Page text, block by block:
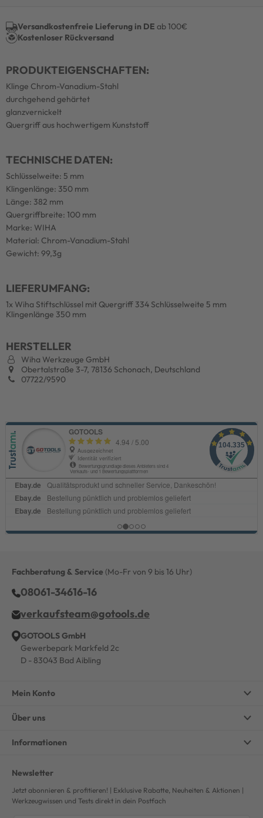
Versandkostenfreie Lieferung in DE ab 100€
Kostenloser Rückversand
PRODUKTEIGENSCHAFTEN:
Klinge Chrom-Vanadium-Stahl
durchgehend gehärtet
glanzvernickelt
Quergriff aus hochwertigem Kunststoff
TECHNISCHE DATEN:
Schlüsselweite: 5 mm
Klingenlänge: 350 mm
Länge: 382 mm
Quergriffbreite: 100 mm
Marke: WIHA
Material: Chrom-Vanadium-Stahl
Gewicht: 99,3g
LIEFERUMFANG:
1x Wiha Stiftschlüssel mit Quergriff 334 Schlüsselweite 5 mm
Klingenlänge 350 mm
HERSTELLER
Wiha Werkzeuge GmbH
Obertalstraße 3-7, 78136 Schonach, Deutschland
07722/9590
Fachberatung & Service (Mo-Fr von 9 bis 16 Uhr)
08061-34616-16
verkaufsteam@gotools.de
GOTOOLS GmbH
Gewerbepark Markfeld 2c
D - 83043 Bad Aibling
Mein Konto
Über uns
Informationen
Newsletter
Jetzt abonnieren & profitieren! | Exklusive Rabatte, Neuheiten & Aktionen |
Werkzeugwissen und Tests direkt in dein Postfach